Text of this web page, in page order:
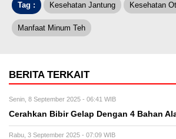
Tag : Kesehatan Jantung Kesehatan
Manfaat Minum Teh
BERITA TERKAIT
Senin, 8 September 2025 - 06:41 WIB
Cerahkan Bibir Gelap Dengan 4 Bahan
Rabu, 3 September 2025 - 07:09 WIB